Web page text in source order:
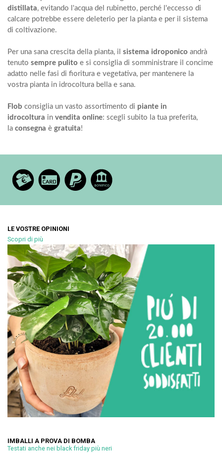
distillata, evitando l'acqua del rubinetto, perché l'eccesso di
calcare potrebbe essere deleterio per la pianta e per il sistema
di coltivazione.
Per una sana crescita della pianta, il sistema idroponico andrà
tenuto sempre pulito e si consiglia di somministrare il concime
adatto nelle fasi di fioritura e vegetativa, per mantenere la
vostra pianta in idrocoltura bella e sana.
Flob consiglia un vasto assortimento di piante in
idrocoltura in vendita online: scegli subito la tua preferita,
la consegna è gratuita!
LE VOSTRE OPINIONI
Scopri di più
IMBALLI A PROVA DI BOMBA
Testati anche nei black friday più neri